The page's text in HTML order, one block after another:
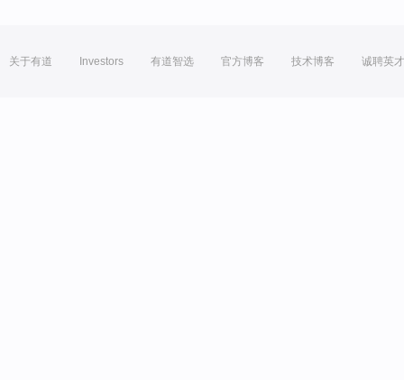
关于有道 Investors 有道智选 官方博客 技术博客 诚聘英才